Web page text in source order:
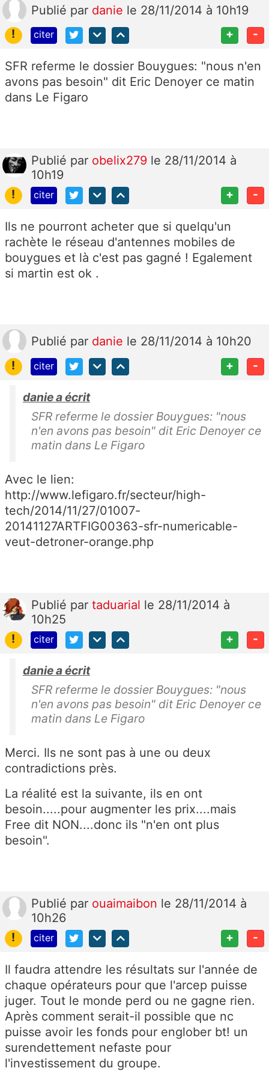
Publié par danie le 28/11/2014 à 10h19
!
citer + -
SFR referme le dossier Bouygues: "nous n'en
avons pas besoin" dit Eric Denoyer ce matin
dans Le Figaro
Publié par obelix279 le 28/11/2014 à
10h19
!
citer + -
Ils ne pourront acheter que si quelqu'un
rachète le réseau d'antennes mobiles de
bouygues et là c'est pas gagné ! Egalement
si martin est ok .
Publié par danie le 28/11/2014 à 10h20
!
citer + -
danie a écrit
SFR referme le dossier Bouygues: "nous
n'en avons pas besoin" dit Eric Denoyer ce
matin dans Le Figaro
Avec le lien:
http://www.lefigaro.fr/secteur/high-
tech/2014/11/27/01007-
20141127ARTFIG00363-sfr-numericable-
veut-detroner-orange.php
Publié par taduarial le 28/11/2014 à
10h25
!
citer + -
danie a écrit
SFR referme le dossier Bouygues: "nous
n'en avons pas besoin" dit Eric Denoyer ce
matin dans Le Figaro
Merci. Ils ne sont pas à une ou deux
contradictions près.
La réalité est la suivante, ils en ont
besoin.....pour augmenter les prix....mais
Free dit NON....donc ils "n'en ont plus
besoin".
Publié par ouaimaibon le 28/11/2014 à
10h26
!
citer + -
Il faudra attendre les résultats sur l'année de
chaque opérateurs pour que l'arcep puisse
juger. Tout le monde perd ou ne gagne rien.
Après comment serait-il possible que nc
puisse avoir les fonds pour englober bt! un
surendettement nefaste pour
l'investissement du groupe.